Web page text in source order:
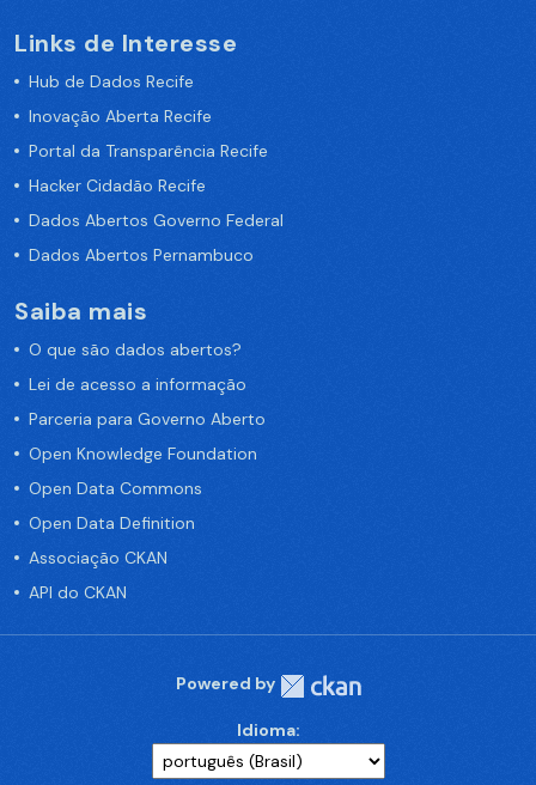
Links de Interesse
Hub de Dados Recife
Inovação Aberta Recife
Portal da Transparência Recife
Hacker Cidadão Recife
Dados Abertos Governo Federal
Dados Abertos Pernambuco
Saiba mais
O que são dados abertos?
Lei de acesso a informação
Parceria para Governo Aberto
Open Knowledge Foundation
Open Data Commons
Open Data Definition
Associação CKAN
API do CKAN
Powered by
Idioma